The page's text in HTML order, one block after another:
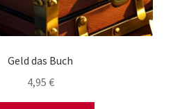
Geld das Buch
4,95 €